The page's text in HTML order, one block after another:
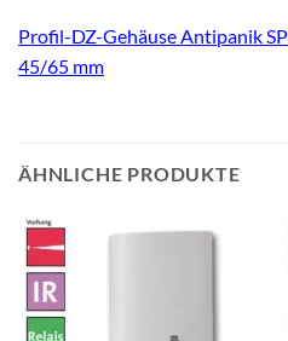
Profil-DZ-Gehäuse Antipanik
45/65 mm
ÄHNLICHE PRODUKTE